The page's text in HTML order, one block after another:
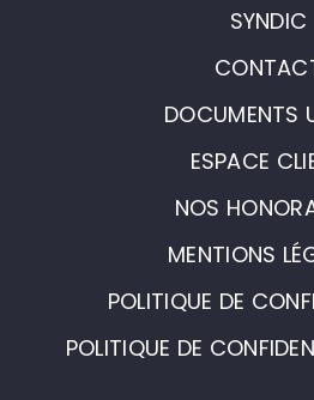
SYNDIC
DOCUMENTS
ESPACE
NOS
MENTIONS
POLITIQUE DE
POLITIQUE DE